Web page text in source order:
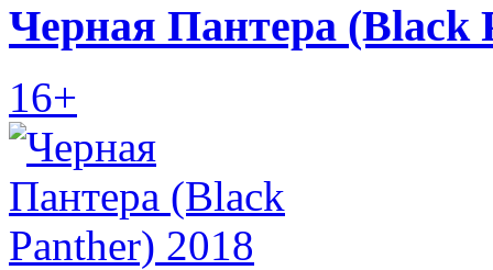
Черная Пантера (Black
16+